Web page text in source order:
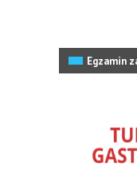
Egzamin